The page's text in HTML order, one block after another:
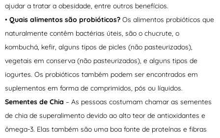
ajudar a tratar a obesidade, entre outros benefícios.
• Quais alimentos são probióticos? Os alimentos probióticos que
naturalmente contêm bactérias úteis, são o chucrute, o
kombuchá, kefir, alguns tipos de picles (não pasteurizados),
vegetais em conserva (não pasteurizados), e alguns tipos de
iogurtes. Os probióticos também podem ser encontrados em
suplementos em forma de comprimidos, pós ou líquidos.
Sementes de Chia – As pessoas costumam chamar as sementes
de chia de superalimento devido ao alto teor de antioxidantes e
ômega-3. Elas também são uma boa fonte de proteínas e fibras